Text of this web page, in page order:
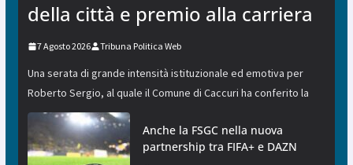
della città e premio alla carriera
7 Agosto 2026 Tribuna Politica Web
Una serata di grande intensità istituzionale ed emotiva per
Roberto Sergio, al quale il Comune di Caccuri ha conferito la
Anche la FSGC nella nuova
partnership tra FIFA+ e DAZN